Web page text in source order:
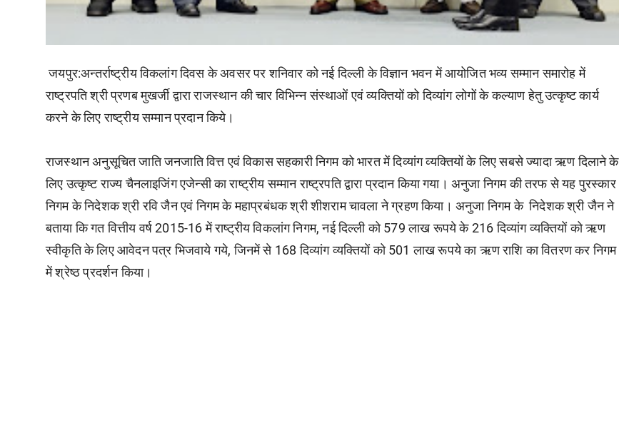
जयपुर:अन्तर्राष्ट्रीय विकलांग दिवस के अवसर पर शनिवार को नई दिल्ली के विज्ञान भवन में आयोजित भव्य सम्मान समारोह में
राष्ट्रपति श्री प्रणब मुखर्जी द्वारा राजस्थान की चार विभिन्न संस्थाओं एवं व्यक्तियों को दिव्यांग लोगों के कल्याण हेतु उत्कृष्ट कार्य
करने के लिए राष्ट्रीय सम्मान प्रदान किये।
राजस्थान अनुसूचित जाति जनजाति वित्त एवं विकास सहकारी निगम को भारत में दिव्यांग व्यक्तियों के लिए सबसे ज्यादा ऋण दिलाने के
लिए उत्कृष्ट राज्य चैनलाइजिंग एजेन्सी का राष्ट्रीय सम्मान राष्ट्रपति द्वारा प्रदान किया गया। अनुजा निगम की तरफ से यह पुरस्कार
निगम के निदेशक श्री रवि जैन एवं निगम के महाप्रबंधक श्री शीशराम चावला ने ग्रहण किया।अनुजा निगम के निदेशक श्री जैन ने
बताया कि गत वित्तीय वर्ष 2015-16 में राष्ट्रीय विकलांग निगम, नई दिल्ली को 579 लाख रूपये के 216 दिव्यांग व्यक्तियों को ऋण
स्वीकृति के लिए आवेदन पत्र भिजवाये गये, जिनमें से 168 दिव्यांग व्यक्तियों को 501 लाख रूपये का ऋण राशि का वितरण कर निगम
में श्रेष्ठ प्रदर्शन किया।